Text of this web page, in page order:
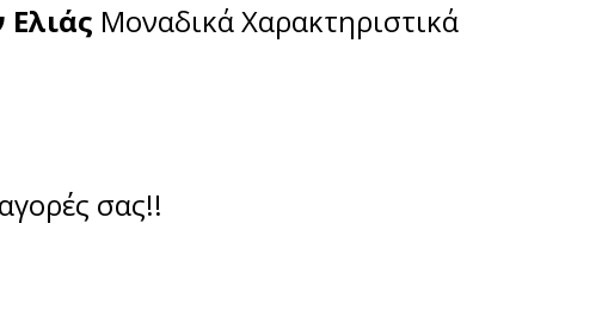
Μοναδικά Χαρακτηριστικά
σας!!